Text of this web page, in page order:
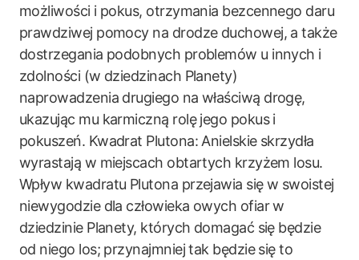
możliwości i pokus, otrzymania bezcennego daru
prawdziwej pomocy na drodze duchowej, a także
dostrzegania podobnych problemów u innych i
zdolności (w dziedzinach Planety)
naprowadzenia drugiego na właściwą drogę,
ukazując mu karmiczną rolę jego pokus i
pokuszeń. Kwadrat Plutona: Anielskie skrzydła
wyrastają w miejscach obtartych krzyżem losu.
Wpływ kwadratu Plutona przejawia się w swoistej
niewygodzie dla człowieka owych ofiar w
dziedzinie Planety, których domagać się będzie
od niego los; przynajmniej tak będzie się to